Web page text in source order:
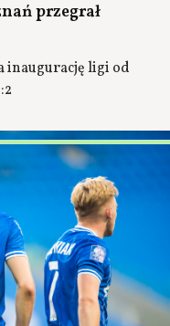
przegrał
inaugurację ligi od